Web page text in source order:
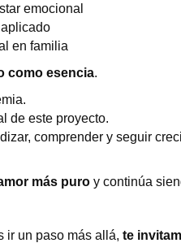
emocional
en familia
como esencia.
de este proyecto.
comprender y seguir
más puro y continúa
ir un paso más allá, te